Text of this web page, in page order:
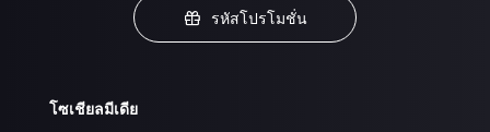
รหัสโปรโมชั่น
โซเชียลมีเดีย